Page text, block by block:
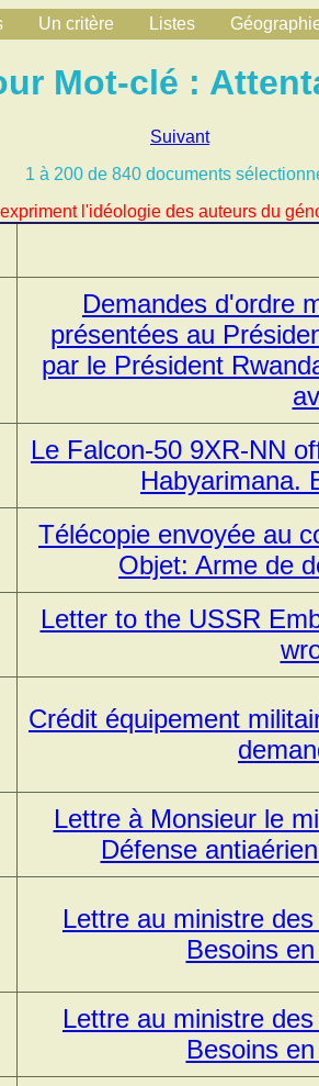
Un critère Listes
Mot-clé :
Suivant
1 à 200 de 840 documents
l'idéologie des auteurs du
Demandes d'ordre
présentées au
par le Président
Le Falcon-50 9XR-NN
Habyarimana.
Télécopie envoyée au
Objet: Arme de
Letter to the USSR
Crédit équipement
Lettre à Monsieur le
Défense
Lettre au ministre
Besoins
Lettre au ministre
Besoins